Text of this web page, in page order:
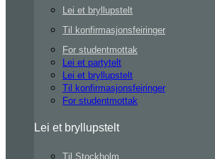
Lei et bryllupstelt
Til konfirmasjonsfeiringer
For studentmottak
Lei et partytelt
Lei et bryllupstelt
Til konfirmasjonsfeiringer
For studentmottak
Lei et bryllupstelt
Til Stockholm